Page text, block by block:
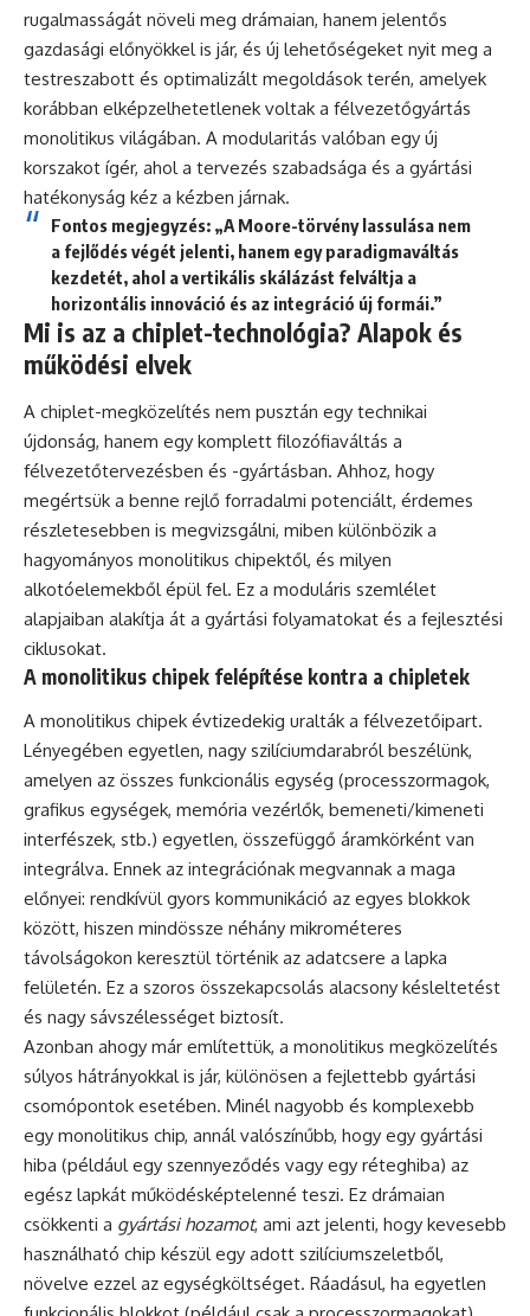
rugalmasságát növeli meg drámaian, hanem jelentős
gazdasági előnyökkel is jár, és új lehetőségeket nyit meg a
testreszabott és optimalizált megoldások terén, amelyek
korábban elképzelhetetlenek voltak a félvezetőgyártás
monolitikus világában. A modularitás valóban egy új
korszakot ígér, ahol a tervezés szabadsága és a gyártási
hatékonyság kéz a kézben járnak.
Fontos megjegyzés: „A Moore-törvény lassulása nem
a fejlődés végét jelenti, hanem egy paradigmaváltás
kezdetét, ahol a vertikális skálázást felváltja a
horizontális innováció és az integráció új formái.”
Mi is az a chiplet-technológia? Alapok és
működési elvek
A chiplet-megközelítés nem pusztán egy technikai
újdonság, hanem egy komplett filozófiaváltás a
félvezetőtervezésben és -gyártásban. Ahhoz, hogy
megértsük a benne rejlő forradalmi potenciált, érdemes
részletesebben is megvizsgálni, miben különbözik a
hagyományos monolitikus chipektől, és milyen
alkotóelemekből épül fel. Ez a moduláris szemlélet
alapjaiban alakítja át a gyártási folyamatokat és a fejlesztési
ciklusokat.
A monolitikus chipek felépítése kontra a chipletek
A monolitikus chipek évtizedekig uralták a félvezetőipart.
Lényegében egyetlen, nagy szilíciumdarabról beszélünk,
amelyen az összes funkcionális egység (processzormagok,
grafikus egységek, memória vezérlők, bemeneti/kimeneti
interfészek, stb.) egyetlen, összefüggő áramkörként van
integrálva. Ennek az integrációnak megvannak a maga
előnyei: rendkívül gyors kommunikáció az egyes blokkok
között, hiszen mindössze néhány mikrométeres
távolságokon keresztül történik az adatcsere a lapka
felületén. Ez a szoros összekapcsolás alacsony késleltetést
és nagy sávszélességet biztosít.
Azonban ahogy már említettük, a monolitikus megközelítés
súlyos hátrányokkal is jár, különösen a fejlettebb gyártási
csomópontok esetében. Minél nagyobb és komplexebb
egy monolitikus chip, annál valószínűbb, hogy egy gyártási
hiba (például egy szennyeződés vagy egy réteghiba) az
egész lapkát működésképtelenné teszi. Ez drámaian
csökkenti a gyártási hozamot, ami azt jelenti, hogy kevesebb
használható chip készül egy adott szilíciumszeletből,
növelve ezzel az egységköltséget. Ráadásul, ha egyetlen